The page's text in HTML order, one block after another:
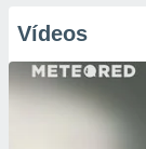
Vídeos